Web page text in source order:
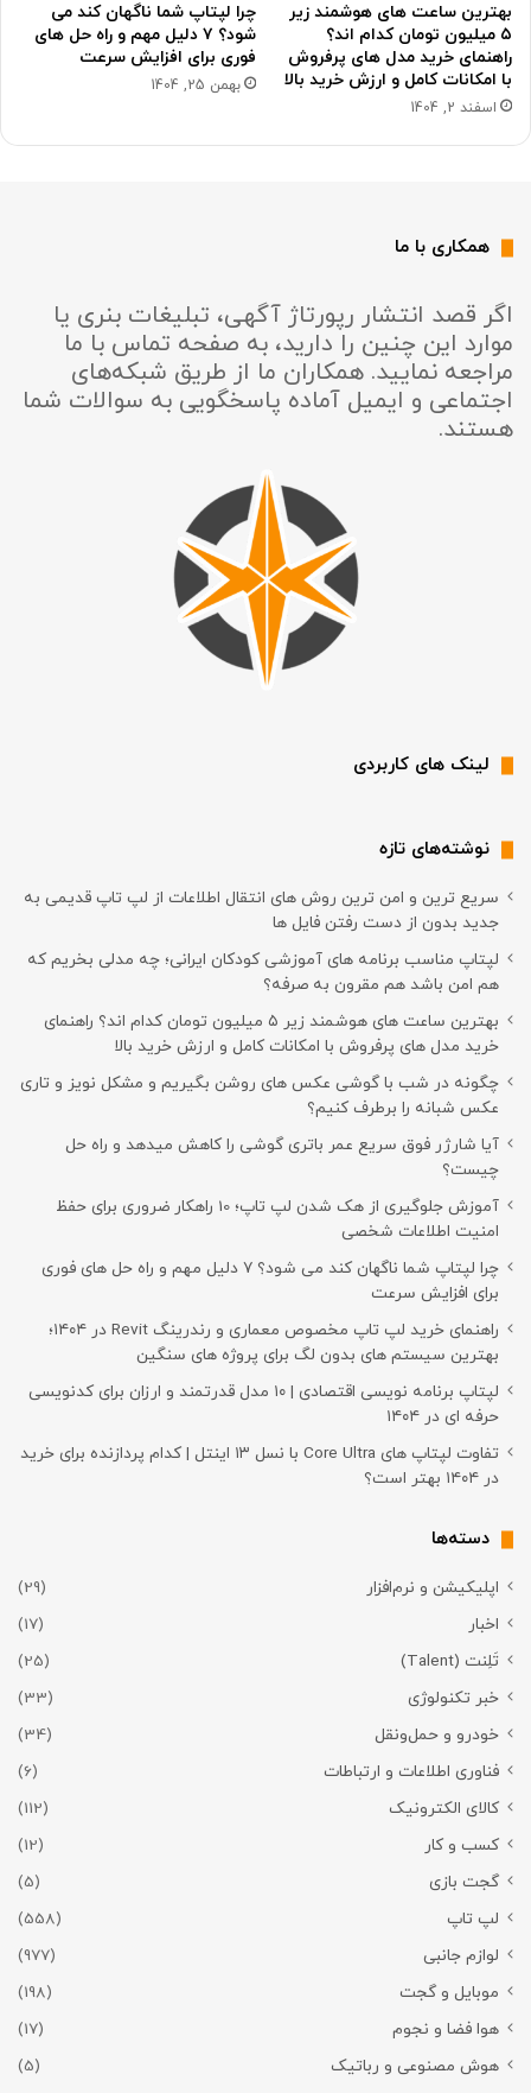
بهترین ساعت های هوشمند زیر
۵ میلیون تومان کدام اند؟
راهنمای خرید مدل های پرفروش
با امکانات کامل و ارزش خرید بالا
اسفند 2, 1404
چرا لپتاپ شما ناگهان کند می
شود؟ ۷ دلیل مهم و راه حل های
فوری برای افزایش سرعت
بهمن 25, 1404
همکاری با ما
اگر قصد انتشار رپورتاژ آگهی، تبلیغات بنری یا
موارد این چنین را دارید، به صفحه تماس با ما
مراجعه نمایید. همکاران ما از طریق شبکه‌های
اجتماعی و ایمیل آماده پاسخگویی به سوالات شما
هستند.
لینک های کاربردی
نوشته‌های تازه
سریع ترین و امن ترین روش های انتقال اطلاعات از لپ تاپ قدیمی به
جدید بدون از دست رفتن فایل ها
لپتاپ مناسب برنامه های آموزشی کودکان ایرانی؛ چه مدلی بخریم که
هم امن باشد هم مقرون به صرفه؟
بهترین ساعت های هوشمند زیر ۵ میلیون تومان کدام اند؟ راهنمای
خرید مدل های پرفروش با امکانات کامل و ارزش خرید بالا
چگونه در شب با گوشی عکس های روشن بگیریم و مشکل نویز و تاری
عکس شبانه را برطرف کنیم؟
آیا شارژر فوق سریع عمر باتری گوشی را کاهش میدهد و راه حل
چیست؟
آموزش جلوگیری از هک شدن لپ تاپ؛ 10 راهکار ضروری برای حفظ
امنیت اطلاعات شخصی
چرا لپتاپ شما ناگهان کند می شود؟ ۷ دلیل مهم و راه حل های فوری
برای افزایش سرعت
راهنمای خرید لپ تاپ مخصوص معماری و رندرینگ Revit در ۱۴۰۴؛
بهترین سیستم های بدون لگ برای پروژه های سنگین
لپتاپ برنامه نویسی اقتصادی | ۱۰ مدل قدرتمند و ارزان برای کدنویسی
حرفه ای در ۱۴۰۴
تفاوت لپتاپ های Core Ultra با نسل ۱۳ اینتل | کدام پردازنده برای خرید
در ۱۴۰۴ بهتر است؟
دسته‌ها
اپلیکیشن و نرم‌افزار
(29)
اخبار
(17)
تَلِنت (Talent)
(25)
خبر تکنولوژی
(33)
خودرو و حمل‌و‌نقل
(34)
فناوری اطلاعات و ارتباطات
(6)
کالای الکترونیک
(112)
کسب و کار
(12)
گجت بازی
(5)
لپ تاپ
(558)
لوازم جانبی
(977)
موبایل و گجت
(198)
هوا فضا و نجوم
(17)
هوش مصنوعی و رباتیک
(5)